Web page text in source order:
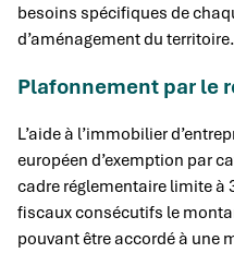
besoins spécifiques de
d’aménagement du territoire.
Plafonnement par le
L’aide à l’immobilier
européen d’exemption par
cadre réglementaire limite à
fiscaux consécutifs le
pouvant être accordé à une